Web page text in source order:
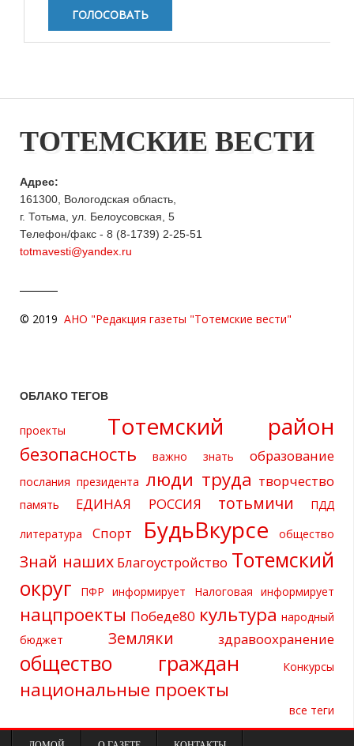
ТОТЕМСКИЕ ВЕСТИ
Адрес:
161300, Вологодская область,
г. Тотьма, ул. Белоусовская, 5
Телефон/факс - 8 (8-1739) 2-25-51
totmavesti@yandex.ru
© 2019 АНО "Редакция газеты "Тотемские вести"
ОБЛАКО ТЕГОВ
проекты Тотемский район
безопасность важно знать образование
послания президента люди труда творчество
память ЕДИНАЯ РОССИЯ тотьмичи
ПДД
литература
Спорт БудьВкурсе общество
Знай наших Благоустройство Тотемский
округ
ПФР информирует Налоговая информирует
нацпроекты Победе80 культура народный
бюджет
Земляки здравоохранение
общество граждан Конкурсы
национальные проекты
все теги